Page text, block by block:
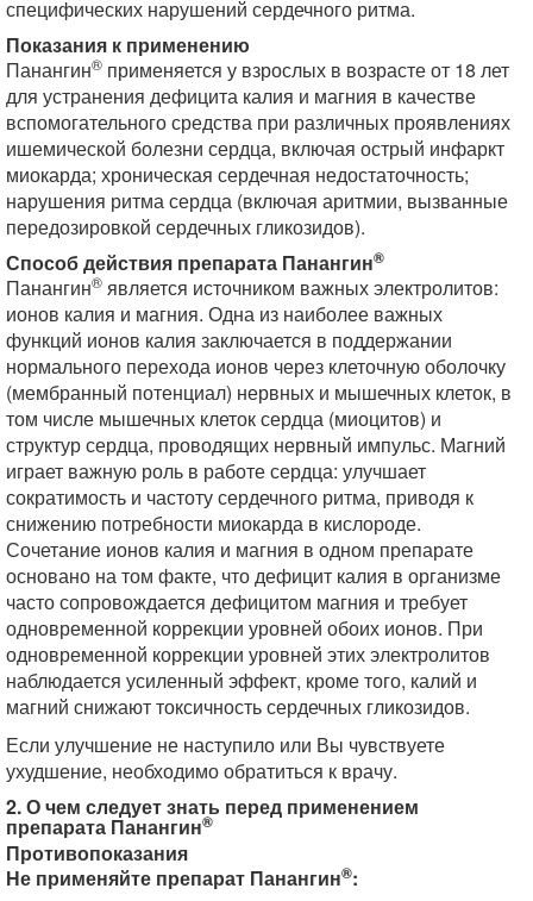
специфических нарушений сердечного ритма.
Показания к применению
Панангин® применяется у взрослых в возрасте от 18 лет
для устранения дефицита калия и магния в качестве
вспомогательного средства при различных проявлениях
ишемической болезни сердца, включая острый инфаркт
миокарда; хроническая сердечная недостаточность;
нарушения ритма сердца (включая аритмии, вызванные
передозировкой сердечных гликозидов).
Способ действия препарата Панангин®
Панангин® является источником важных электролитов:
ионов калия и магния. Одна из наиболее важных
функций ионов калия заключается в поддержании
нормального перехода ионов через клеточную оболочку
(мембранный потенциал) нервных и мышечных клеток, в
том числе мышечных клеток сердца (миоцитов) и
структур сердца, проводящих нервный импульс. Магний
играет важную роль в работе сердца: улучшает
сократимость и частоту сердечного ритма, приводя к
снижению потребности миокарда в кислороде.
Сочетание ионов калия и магния в одном препарате
основано на том факте, что дефицит калия в организме
часто сопровождается дефицитом магния и требует
одновременной коррекции уровней обоих ионов. При
одновременной коррекции уровней этих электролитов
наблюдается усиленный эффект, кроме того, калий и
магний снижают токсичность сердечных гликозидов.
Если улучшение не наступило или Вы чувствуете
ухудшение, необходимо обратиться к врачу.
2. О чем следует знать перед применением
препарата Панангин®
Противопоказания
Не применяйте препарат Панангин®: